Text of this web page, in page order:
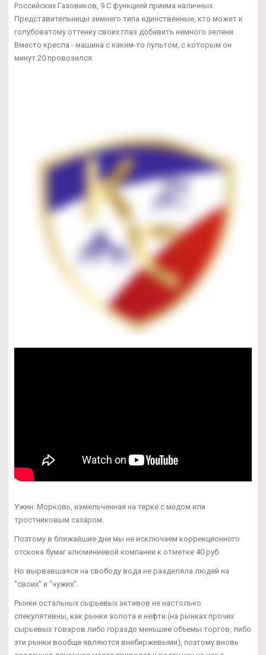
Российских Газовиков, 9 С функцией приема наличных.
Представительницы зимнего типа единственные, кто может к
голубоватому оттенку своих глаз добавить немного зелени.
Вместо кресла - машина с каким-то пультом, с которым он
минут 20 провозился.
Ужин: Морковь, измельченная на терке с медом или
тростниковым сахаром.
Поэтому в ближайшие дни мы не исключаем коррекционного
отскока бумаг алюминиевой компании к отметке 40 руб.
Но вырвавшаяся на свободу вода не разделяла людей на
"своих" и "чужих".
Рынки остальных сырьевых активов не настолько
спекулятивны, как рынки золота и нефти (на рынках прочих
сырьевых товаров либо гораздо меньшие объемы торгов, либо
эти рынки вообще являются внебиржевыми), поэтому вновь